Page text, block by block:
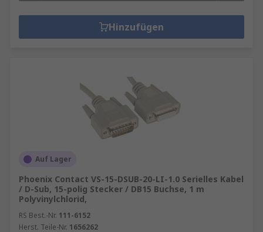
Hinzufügen
Auf Lager
Phoenix Contact VS-15-DSUB-20-LI-1.0 Serielles Kabel
/ D-Sub, 15-polig Stecker / DB15 Buchse, 1 m
Polyvinylchlorid,
RS Best.-Nr. 111-6152
Herst. Teile-Nr. 1656262